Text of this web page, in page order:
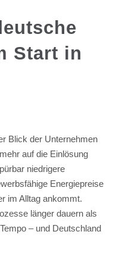
Start in
Blick der Unternehmen
auf die Einlösung
niedrigere
Energiepreise
im Alltag ankommt.
länger dauern als
– und Deutschland